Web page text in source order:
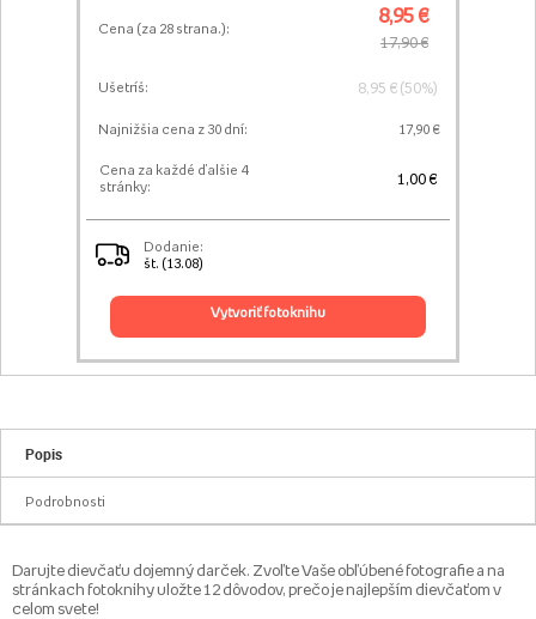
Cena (za 28 strana.):
8,95 €
17,90 €
Ušetríš: 8,95 € (50%)
Najnižšia cena z 30 dní: 17,90 €
Cena za každé ďalšie 4
stránky:
1,00 €
Dodanie:
št. (13.08)
vytvoriť fotoknihu
Popis
Podrobnosti
Darujte dievčaťu dojemný darček. Zvoľte Vaše obľúbené fotografie a na
stránkach fotoknihy uložte 12 dôvodov, prečo je najlepším dievčaťom v
celom svete!